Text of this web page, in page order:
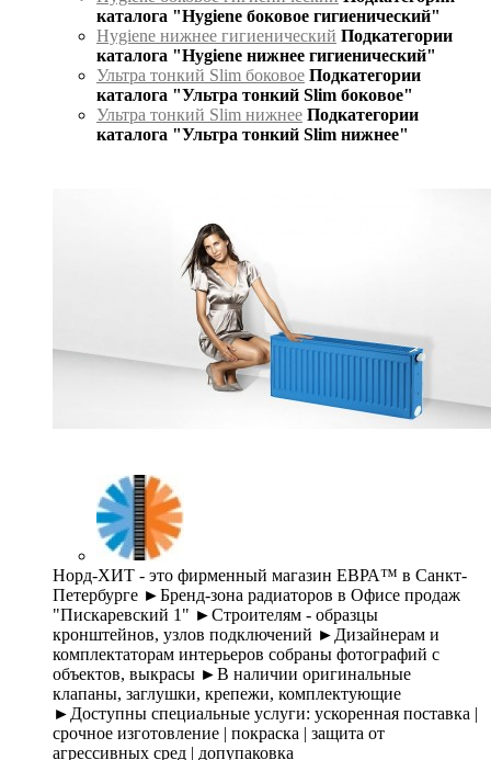
каталога "Hygiene боковое гигиенический"
Hygiene нижнее гигиенический Подкатегории
каталога "Hygiene нижнее гигиенический"
Ультра тонкий Slim боковое Подкатегории
каталога "Ультра тонкий Slim боковое"
Ультра тонкий Slim нижнее Подкатегории
каталога "Ультра тонкий Slim нижнее"
Норд-ХИТ - это фирменный магазин ЕВРА™ в Санкт-
Петербурге ►Бренд-зона радиаторов в Офисе продаж
"Пискаревский 1" ►Строителям - образцы
кронштейнов, узлов подключений ►Дизайнерам и
комплектаторам интерьеров собраны фотографий с
объектов, выкрасы ►В наличии оригинальные
клапаны, заглушки, крепежи, комплектующие
►Доступны специальные услуги: ускоренная поставка |
срочное изготовление | покраска | защита от
агрессивных сред | допупаковка